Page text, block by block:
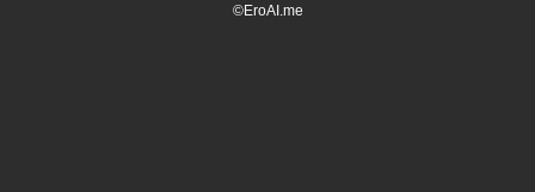
©EroAI.me